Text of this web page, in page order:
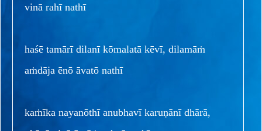
vinā rahī nathī
haśē tamārī dilanī kōmalatā kēvī, dilamāṁ
aṁdāja ēnō āvatō nathī
kaṁīka nayanōthī anubhavī karuṇānī dhārā,